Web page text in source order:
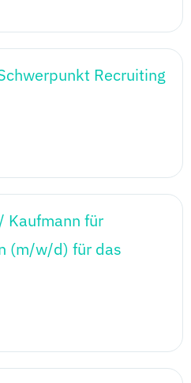
Recruiting
Kaufmann für
(m/w/d) für das